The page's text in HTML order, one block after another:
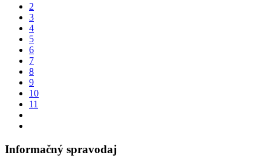
2
3
4
5
6
7
8
9
10
11
Informačný spravodaj